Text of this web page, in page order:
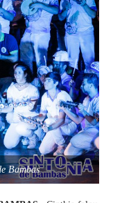
Bambas